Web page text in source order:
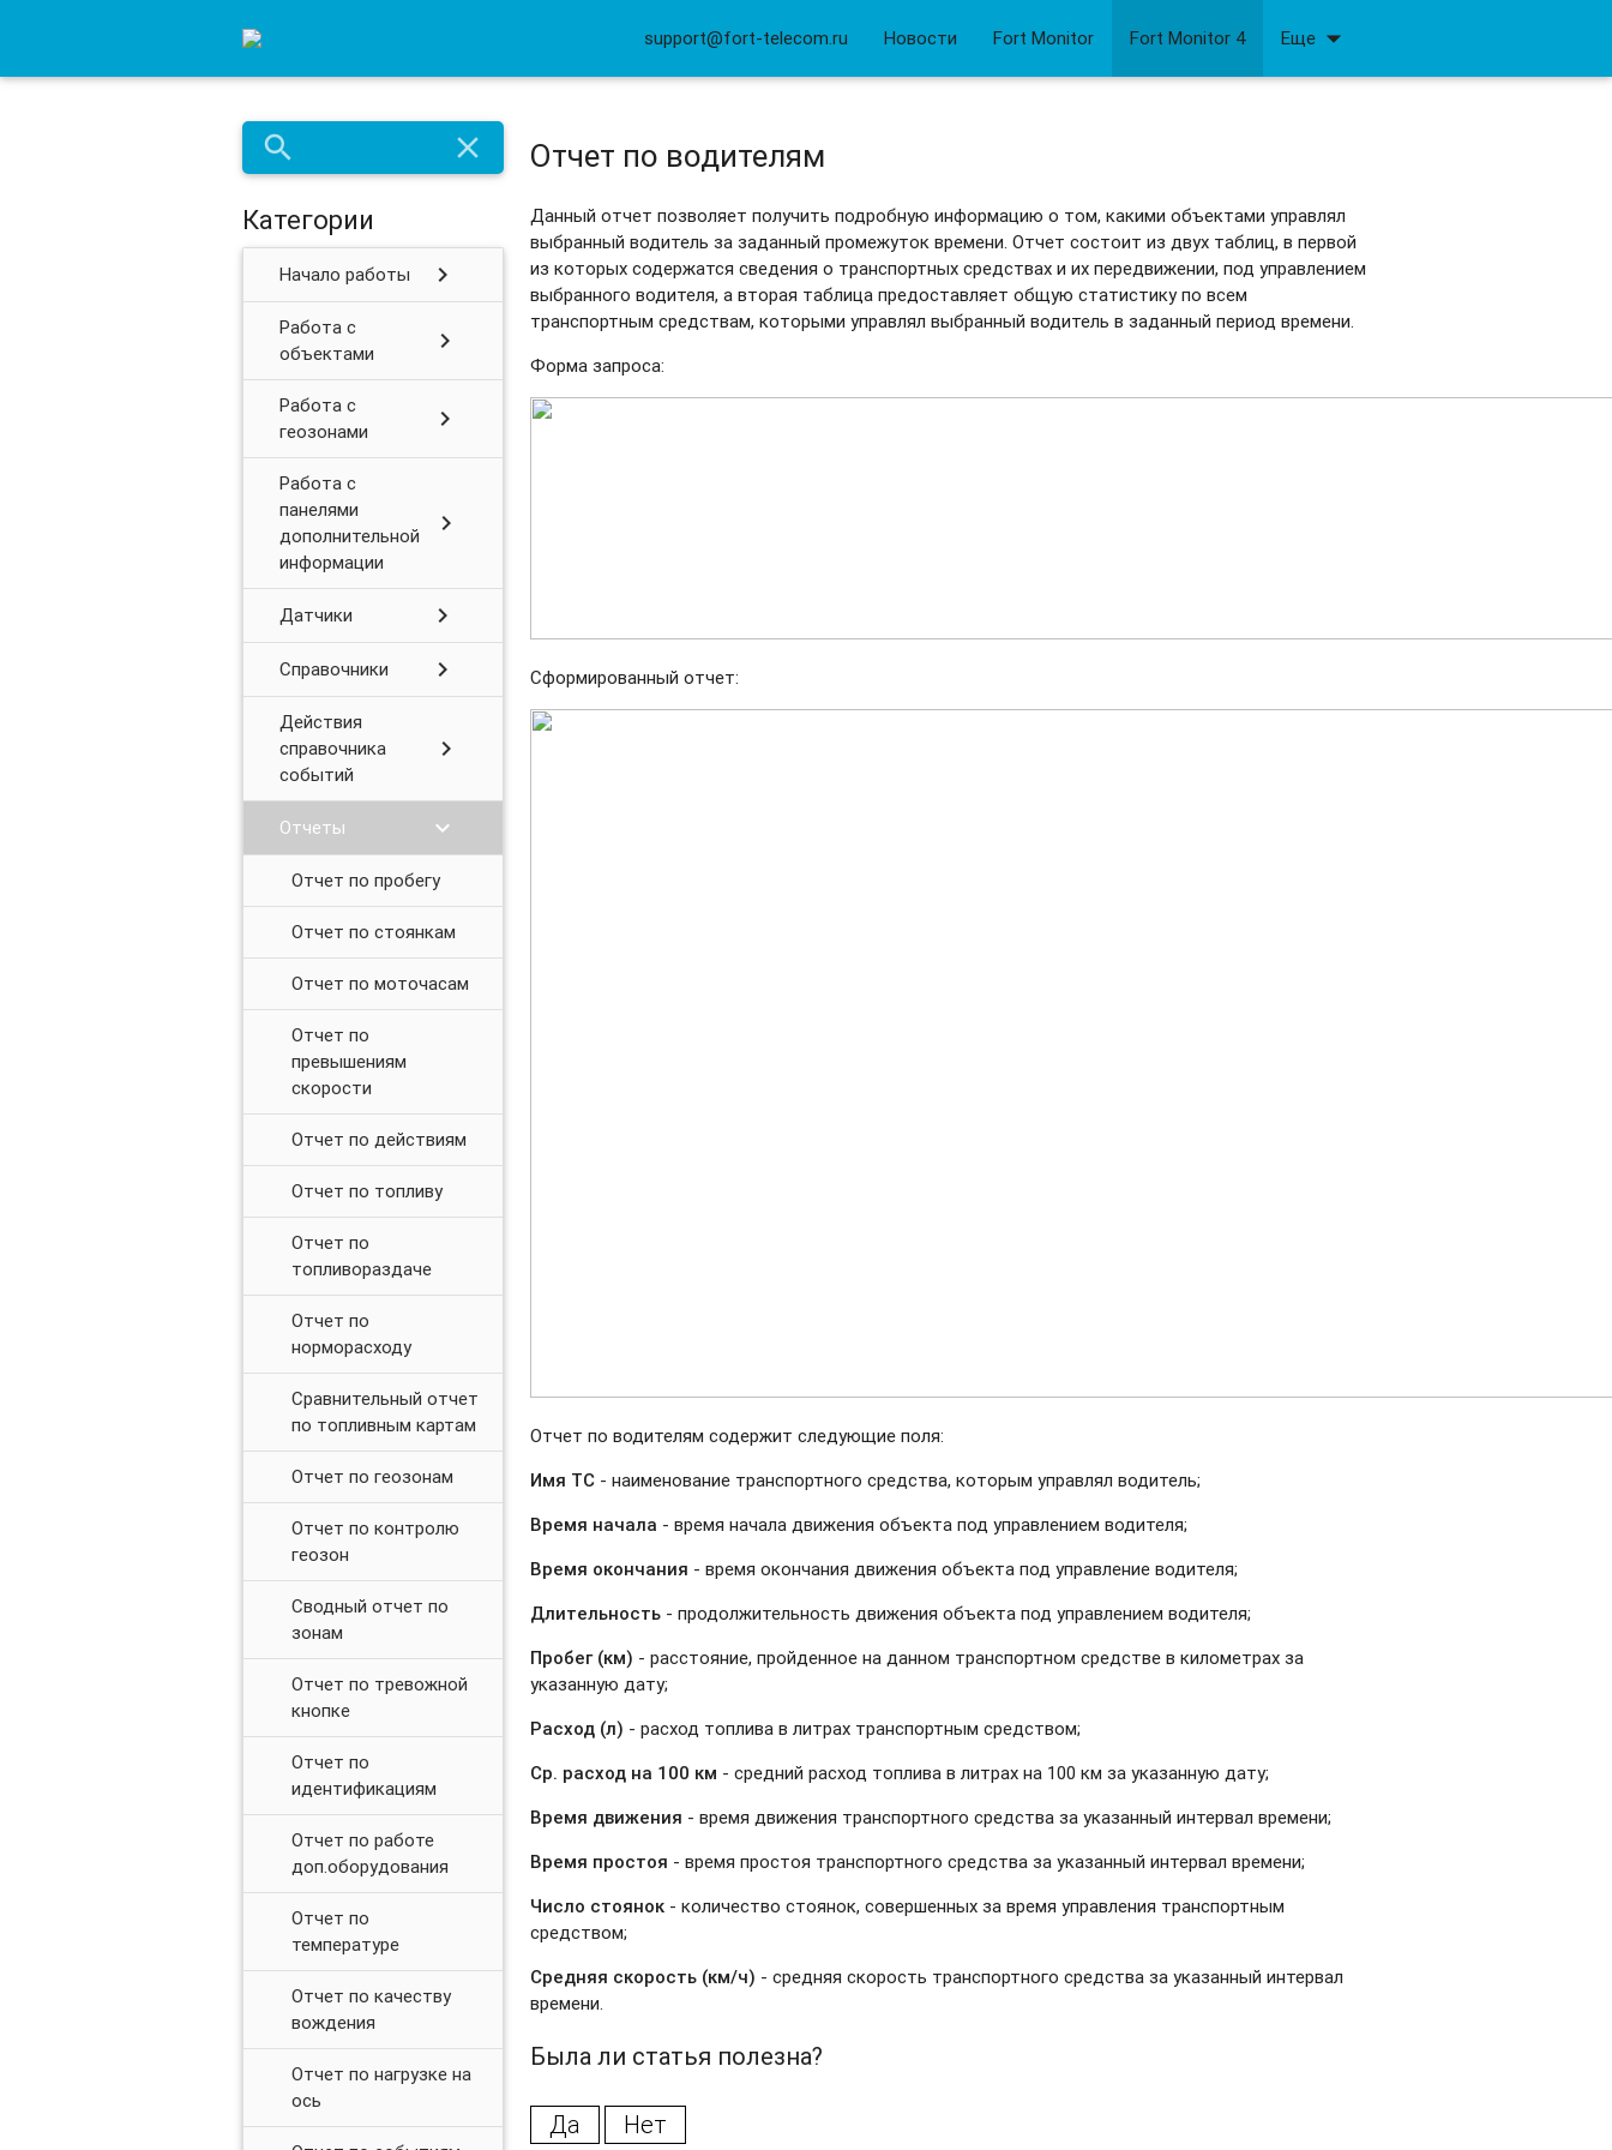
support@fort-telecom.ru Новости Fort Monitor Fort Monitor 4 Еще arrow_drop_down
search close
Категории
Начало работы chevron_right
Работа с
объектами
chevron_right
Работа с
геозонами
chevron_right
Работа с
панелями
дополнительной
информации
chevron_right
Датчики chevron_right
Справочники chevron_right
Действия
справочника
событий
chevron_right
Отчеты chevron_right
Отчет по пробегу
Отчет по стоянкам
Отчет по моточасам
Отчет по
превышениям
скорости
Отчет по действиям
Отчет по топливу
Отчет по
топливораздаче
Отчет по
норморасходу
Сравнительный отчет
по топливным картам
Отчет по геозонам
Отчет по контролю
геозон
Сводный отчет по
зонам
Отчет по тревожной
кнопке
Отчет по
идентификациям
Отчет по работе
доп.оборудования
Отчет по
температуре
Отчет по качеству
вождения
Отчет по нагрузке на
ось
Отчет по водителям
Данный отчет позволяет получить подробную информацию о том, какими объектами управлял
выбранный водитель за заданный промежуток времени. Отчет состоит из двух таблиц, в первой
из которых содержатся сведения о транспортных средствах и их передвижении, под управлением
выбранного водителя, а вторая таблица предоставляет общую статистику по всем
транспортным средствам, которыми управлял выбранный водитель в заданный период времени.
Форма запроса:
Сформированный отчет:
Отчет по водителям содержит следующие поля:
Имя ТС - наименование транспортного средства, которым управлял водитель;
Время начала - время начала движения объекта под управлением водителя;
Время окончания - время окончания движения объекта под управление водителя;
Длительность - продолжительность движения объекта под управлением водителя;
Пробег (км) - расстояние, пройденное на данном транспортном средстве в километрах за
указанную дату;
Расход (л) - расход топлива в литрах транспортным средством;
Ср. расход на 100 км - средний расход топлива в литрах на 100 км за указанную дату;
Время движения - время движения транспортного средства за указанный интервал времени;
Время простоя - время простоя транспортного средства за указанный интервал времени;
Число стоянок - количество стоянок, совершенных за время управления транспортным
средством;
Средняя скорость (км/ч) - средняя скорость транспортного средства за указанный интервал
времени.
Была ли статья полезна?
Да Нет